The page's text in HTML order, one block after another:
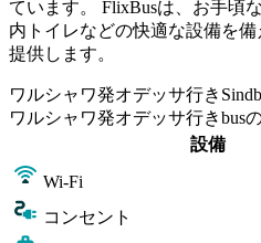
ています。 FlixBusは、お手頃
内トイレなどの快適な設備を
提供します。
ワルシャワ発オデッサ行き
ワルシャワ発オデッサ行きbus
設備
Wi-Fi
コンセント